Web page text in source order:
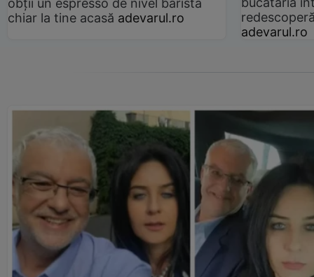
obții un espresso de nivel barista
chiar la tine acasă adevarul.ro
adevarul.ro